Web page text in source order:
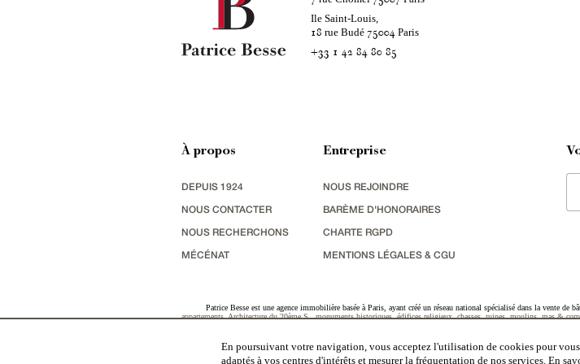
Ile Saint-Louis,
18 rue Budé 75004Paris
+33 1 42 84 80 85
À propos
DEPUIS 1924
NOUS CONTACTER
NOUS RECHERCHONS
MÉCÉNAT
Entreprise
NOUS REJOINDRE
BARÈME D'HONORAIRES
CHARTE RGPD
MENTIONS LÉGALES & CGU
Patrice Besse est une agence immobilière basée à Paris, ayant créé un réseau national spécialisé dans la vente de
appartements,Architecture du 20ème S.,monuments historiques,édifices religieux,chasses,ruines,moulins,mas &
En poursuivant votre navigation, vous acceptez l'utilisation de cookies pour vous
adaptés à vos centres d'intérêts et mesurer la fréquentation de nos services. En